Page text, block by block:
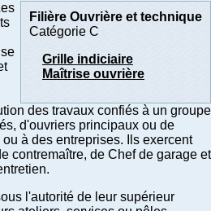
Filière Ouvrière et technique
Catégorie C
Grille indiciaire
Maîtrise ouvrière
des travaux confiés à un groupe
d'ouvriers principaux ou de
à des entreprises. Ils exercent
contremaître, de Chef de garage et
l'autorité de leur supérieur